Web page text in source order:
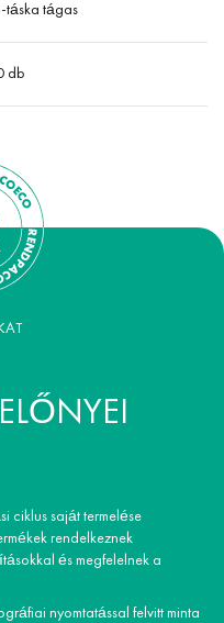
táska tágas
db
ciklus saját termelése
rendelkeznek
és megfelelnek a
nyomtatással felvitt minta